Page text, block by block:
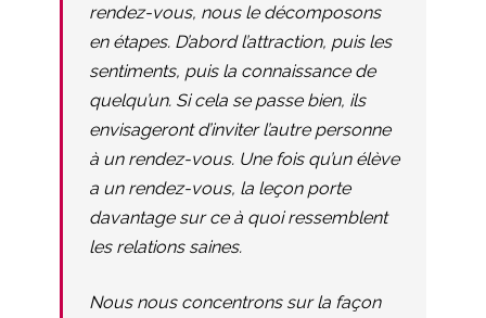
rendez-vous, nous le décomposons
en étapes. D’abord l’attraction, puis les
sentiments, puis la connaissance de
quelqu’un. Si cela se passe bien, ils
envisageront d’inviter l’autre personne
à un rendez-vous. Une fois qu’un élève
a un rendez-vous, la leçon porte
davantage sur ce à quoi ressemblent
les relations saines.
Nous nous concentrons sur la façon